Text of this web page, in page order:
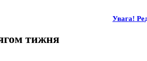
Увага!
тижня